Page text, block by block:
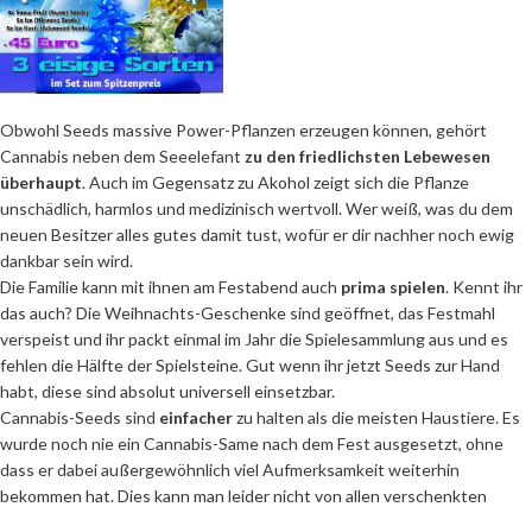
Obwohl Seeds massive Power-Pflanzen erzeugen können, gehört
Cannabis neben dem Seeelefant zu den friedlichsten Lebewesen
überhaupt. Auch im Gegensatz zu Akohol zeigt sich die Pflanze
unschädlich, harmlos und medizinisch wertvoll. Wer weiß, was du dem
neuen Besitzer alles gutes damit tust, wofür er dir nachher noch ewig
dankbar sein wird.
Die Familie kann mit ihnen am Festabend auch prima spielen. Kennt ihr
das auch? Die Weihnachts-Geschenke sind geöffnet, das Festmahl
verspeist und ihr packt einmal im Jahr die Spielesammlung aus und es
fehlen die Hälfte der Spielsteine. Gut wenn ihr jetzt Seeds zur Hand
habt, diese sind absolut universell einsetzbar.
Cannabis-Seeds sind einfacherzu halten als die meisten Haustiere. Es
wurde noch nie ein Cannabis-Same nach dem Fest ausgesetzt, ohne
dass er dabei außergewöhnlich viel Aufmerksamkeit weiterhin
bekommen hat. Dies kann man leider nicht von allen verschenkten